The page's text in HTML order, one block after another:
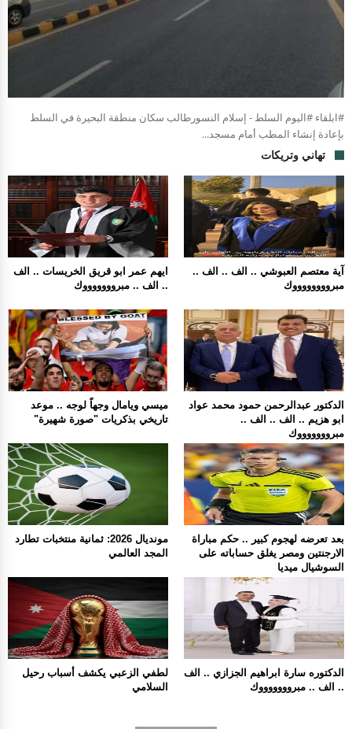
#ابلقاء #اليوم السلط - إسلام النسورطالب سكان منطقة البحيرة في السلط
بإعادة إنشاء المطب أمام مسجد...
تهاني وتريكات
ايهم عمر ابو قريق الخريسات .. الف
.. الف .. مبروووووووك
آية معتصم العبوشي .. الف .. الف ..
مبرووووووووك
ميسي ويامال وجهاً لوجه .. موعد
تاريخي بذكريات "صورة شهيرة"
الدكتور عبدالرحمن حمود محمد عواد
ابو هزيم .. الف .. الف ..
مبروووووووك
مونديال 2026: ثمانية منتخبات تطارد
المجد العالمي
بعد تعرضه لهجوم كبير .. حكم مباراة
الارجنتين ومصر يغلق حساباته على
السوشيال ميديا
لطفي الزعبي يكشف أسباب رحيل
السلامي
الدكتوره سارة ابراهيم الجزازي .. الف
.. الف .. مبروووووووك